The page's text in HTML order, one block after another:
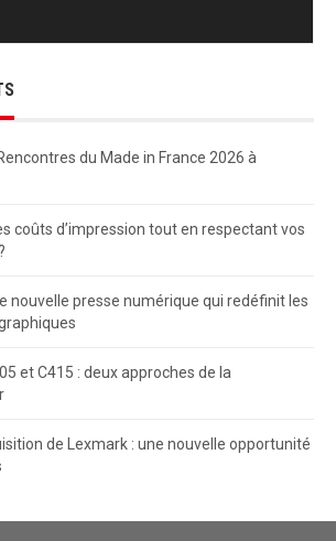
du Made in France 2026 à
coûts d’impression tout en respectant vos
nouvelle presse numérique qui redéfinit les
et C415 : deux approches de la
de Lexmark : une nouvelle opportunité